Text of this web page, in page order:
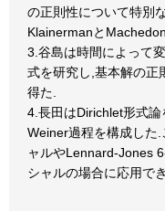
の正則性について特別
Klainermanと
3.谷島は時間によって
式を研究し,基本解の正
得た.
4.長田はDirichlet形式
Weiner過程を構成した
ャルやLennard-Jones
シャルの場合に応用で